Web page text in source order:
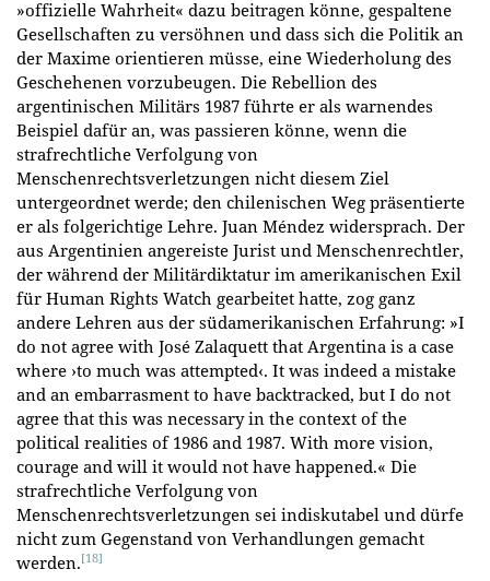
»offizielle Wahrheit« dazu beitragen könne, gespaltene
Gesellschaften zu versöhnen und dass sich die Politik an
der Maxime orientieren müsse, eine Wiederholung des
Geschehenen vorzubeugen. Die Rebellion des
argentinischen Militärs 1987 führte er als warnendes
Beispiel dafür an, was passieren könne, wenn die
strafrechtliche Verfolgung von
Menschenrechtsverletzungen nicht diesem Ziel
untergeordnet werde; den chilenischen Weg präsentierte
er als folgerichtige Lehre. Juan Méndez widersprach. Der
aus Argentinien angereiste Jurist und Menschenrechtler,
der während der Militärdiktatur im amerikanischen Exil
für Human Rights Watch gearbeitet hatte, zog ganz
andere Lehren aus der südamerikanischen Erfahrung: »I
do not agree with José Zalaquett that Argentina is a case
where ›to much was attempted‹. It was indeed a mistake
and an embarrasment to have backtracked, but I do not
agree that this was necessary in the context of the
political realities of 1986 and 1987. With more vision,
courage and will it would not have happened.« Die
strafrechtliche Verfolgung von
Menschenrechtsverletzungen sei indiskutabel und dürfe
nicht zum Gegenstand von Verhandlungen gemacht
werden.[18]